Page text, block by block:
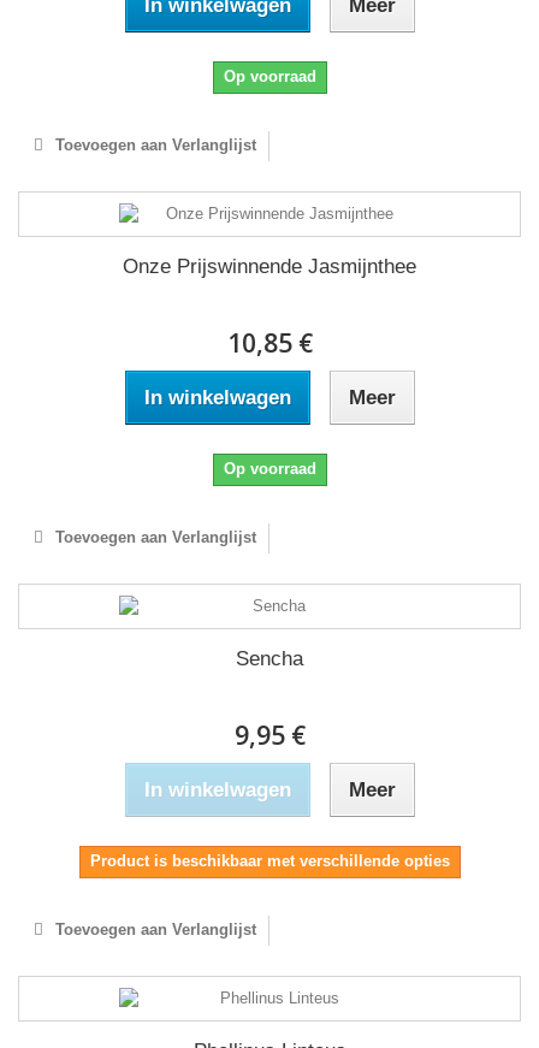
In winkelwagen Meer
Op voorraad
Toevoegen aan Verlanglijst
Onze Prijswinnende Jasmijnthee
10,85 €
In winkelwagen Meer
Op voorraad
Toevoegen aan Verlanglijst
Sencha
9,95 €
In winkelwagen Meer
Product is beschikbaar met verschillende opties
Toevoegen aan Verlanglijst